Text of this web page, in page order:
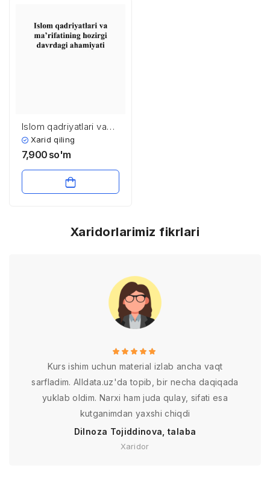
Islom qadriyatlari va
ma’rifatining hozirgi​
davrdagi ahamiyati​
Xarid qiling
7,900 so'm
Xaridorlarimiz fikrlari
Kurs ishim uchun material izlab ancha vaqt
sarfladim. Alldata.uz'da topib, bir necha daqiqada
yuklab oldim. Narxi ham juda qulay, sifati esa
kutganimdan yaxshi chiqdi
Dilnoza Tojiddinova, talaba
Xaridor